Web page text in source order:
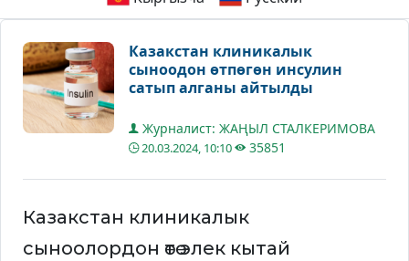
Казакстан клиникалык
сыноодон өтпөгөн инсулин
сатып алганы айтылды
Журналист: ЖАҢЫЛ СТАЛКЕРИМОВА
20.03.2024, 10:10 35851
Казакстан клиникалык
сыноолордон өтө элек кытай